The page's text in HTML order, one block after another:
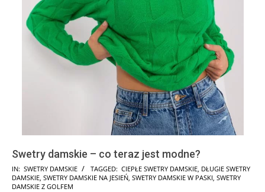
Swetry damskie – co teraz jest modne?
2026-
07-
IN: SWETRY DAMSKIE TAGGED: CIEPŁE SWETRY DAMSKIE, DŁUGIE SWETRY
DAMSKIE, SWETRY DAMSKIE NA JESIEŃ, SWETRY DAMSKIE W PASKI, SWETRY
DAMSKIE Z GOLFEM